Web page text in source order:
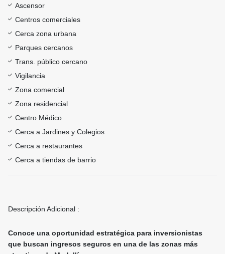
Ascensor
Centros comerciales
Cerca zona urbana
Parques cercanos
Trans. público cercano
Vigilancia
Zona comercial
Zona residencial
Centro Médico
Cerca a Jardines y Colegios
Cerca a restaurantes
Cerca a tiendas de barrio
Descripción Adicional :
Conoce una oportunidad estratégica para inversionistas
que buscan ingresos seguros en una de las zonas más